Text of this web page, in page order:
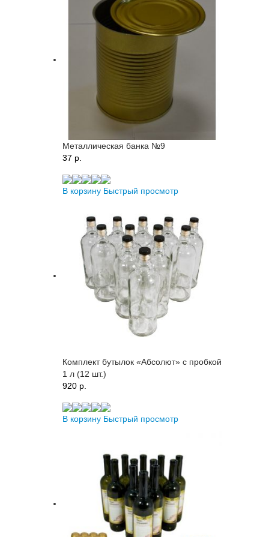
Металлическая банка №9
37 p.
В корзину Быстрый просмотр
Комплект бутылок «Абсолют» с пробкой
1 л (12 шт.)
920 p.
В корзину Быстрый просмотр